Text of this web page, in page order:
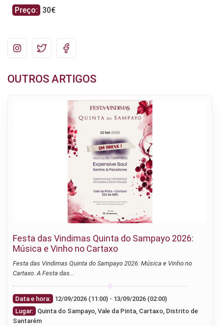
Preço: 30€
OUTROS ARTIGOS
Festa das Vindimas Quinta do Sampayo 2026:
Música e Vinho no Cartaxo
Festa das Vindimas Quinta do Sampayo 2026: Música e Vinho no
Cartaxo. A Festa das…
Data e hora:
12/09/2026 (11:00) - 13/09/2026 (02:00)
Lugar: Quinta do Sampayo, Vale da Pinta, Cartaxo, Distrito de
Santarém